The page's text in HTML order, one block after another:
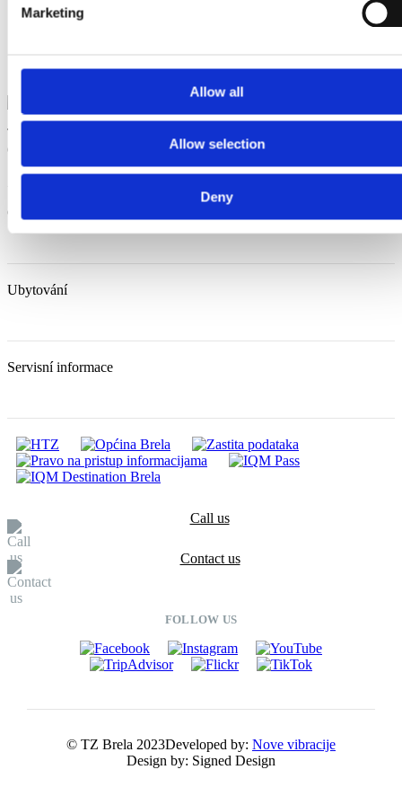
Marketing
Allow all
Allow selection
Deny
Trg Alojzija Stepinca 10, 21322 Brela
618 337
Co dělat
Ubytování
Servisní informace
Call us
Contact us
FOLLOW US
© TZ Brela 2023Developed by: Nove vibracije
Design by: Signed Design